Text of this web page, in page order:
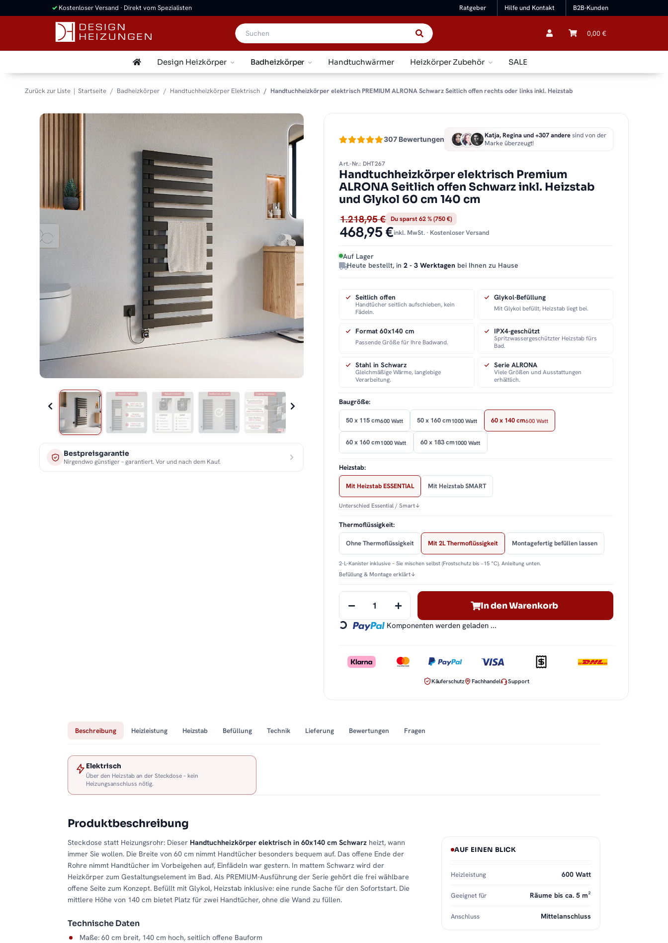
Ratgeber Hilfe und Kontakt B2B-Kunden
✓ Kostenloser Versand · Direkt vom Spezialisten
0,00 €
Design Heizkörper Badheizkörper Handtuchwärmer Heizkörper Zubehör SALE
Zurück zur Liste Startseite Badheizkörper Handtuchheizkörper Elektrisch Handtuchheizkörper elektrisch PREMIUM ALRONA Schwarz Seitlich offen rechts oder links inkl. Heizstab
Bestpreisgarantie
Nirgendwo günstiger – garantiert. Vor und nach dem Kauf.
307 Bewertungen Katja, Regina und +307 anderesind von der
Marke überzeugt!
Art.-Nr.: DHT267
Handtuchheizkörper elektrisch Premium
ALRONA Seitlich offen Schwarz inkl. Heizstab
und Glykol 60 cm 140 cm
1.218,95 € Du sparst 62 % (750 €)
468,95 €inkl. MwSt. · Kostenloser Versand
Auf Lager
Heute bestellt, in2 - 3 Werktagen bei Ihnen zu Hause
Seitlich offen
Handtücher seitlich aufschieben, kein
Fädeln.
Glykol-Befüllung
Mit Glykol befüllt, Heizstab liegt bei.
Format 60x140 cm
Passende Größe für Ihre Badwand.
IPX4-geschützt
Spritzwassergeschützter Heizstab fürs
Bad.
Stahl in Schwarz
Gleichmäßige Wärme, langlebige
Verarbeitung.
Serie ALRONA
Viele Größen und Ausstattungen
erhältlich.
Baugröße:
50 x 115 cm600 Watt 50 x 160 cm1000 Watt 60 x 140 cm600 Watt
60 x 160 cm1000 Watt 60 x 183 cm1000 Watt
Heizstab:
Mit Heizstab ESSENTIAL Mit Heizstab SMART
Unterschied Essential / Smart↓
Thermoflüssigkeit:
Ohne Thermoflüssigkeit Mit 2L Thermoflüssigkeit Montagefertig befüllen lassen
2-L-Kanister inklusive – Sie mischen selbst (Frostschutz bis −15 °C). Anleitung unten.
Befüllung & Montage erklärt↓
In den Warenkorb
Loading... Komponenten werden geladen ...
Käuferschutz Fachhandel Support
Beschreibung Heizleistung Heizstab Befüllung Technik Lieferung Bewertungen Fragen
Elektrisch
Über den Heizstab an der Steckdose – kein
Heizungsanschluss nötig.
Produktbeschreibung
Steckdose statt Heizungsrohr: Dieser Handtuchheizkörper elektrisch in 60x140 cm Schwarz heizt, wann
immer Sie wollen. Die Breite von 60 cm nimmt Handtücher besonders bequem auf. Das offene Ende der
Rohre nimmt Handtücher im Vorbeigehen auf, Einfädeln war gestern. In mattem Schwarz wird der
Heizkörper zum Gestaltungselement im Bad. Als PREMIUM-Ausführung der Serie gehört die frei wählbare
offene Seite zum Konzept. Befüllt mit Glykol, Heizstab inklusive: eine runde Sache für den Sofortstart. Die
mittlere Höhe von 140 cm bietet Platz für zwei Handtücher, ohne die Wand zu füllen.
Technische Daten
Maße: 60 cm breit, 140 cm hoch, seitlich offene Bauform
AUF EINEN BLICK
Heizleistung 600 Watt
Geeignet für Räume bis ca. 5 m²
Anschluss Mittelanschluss